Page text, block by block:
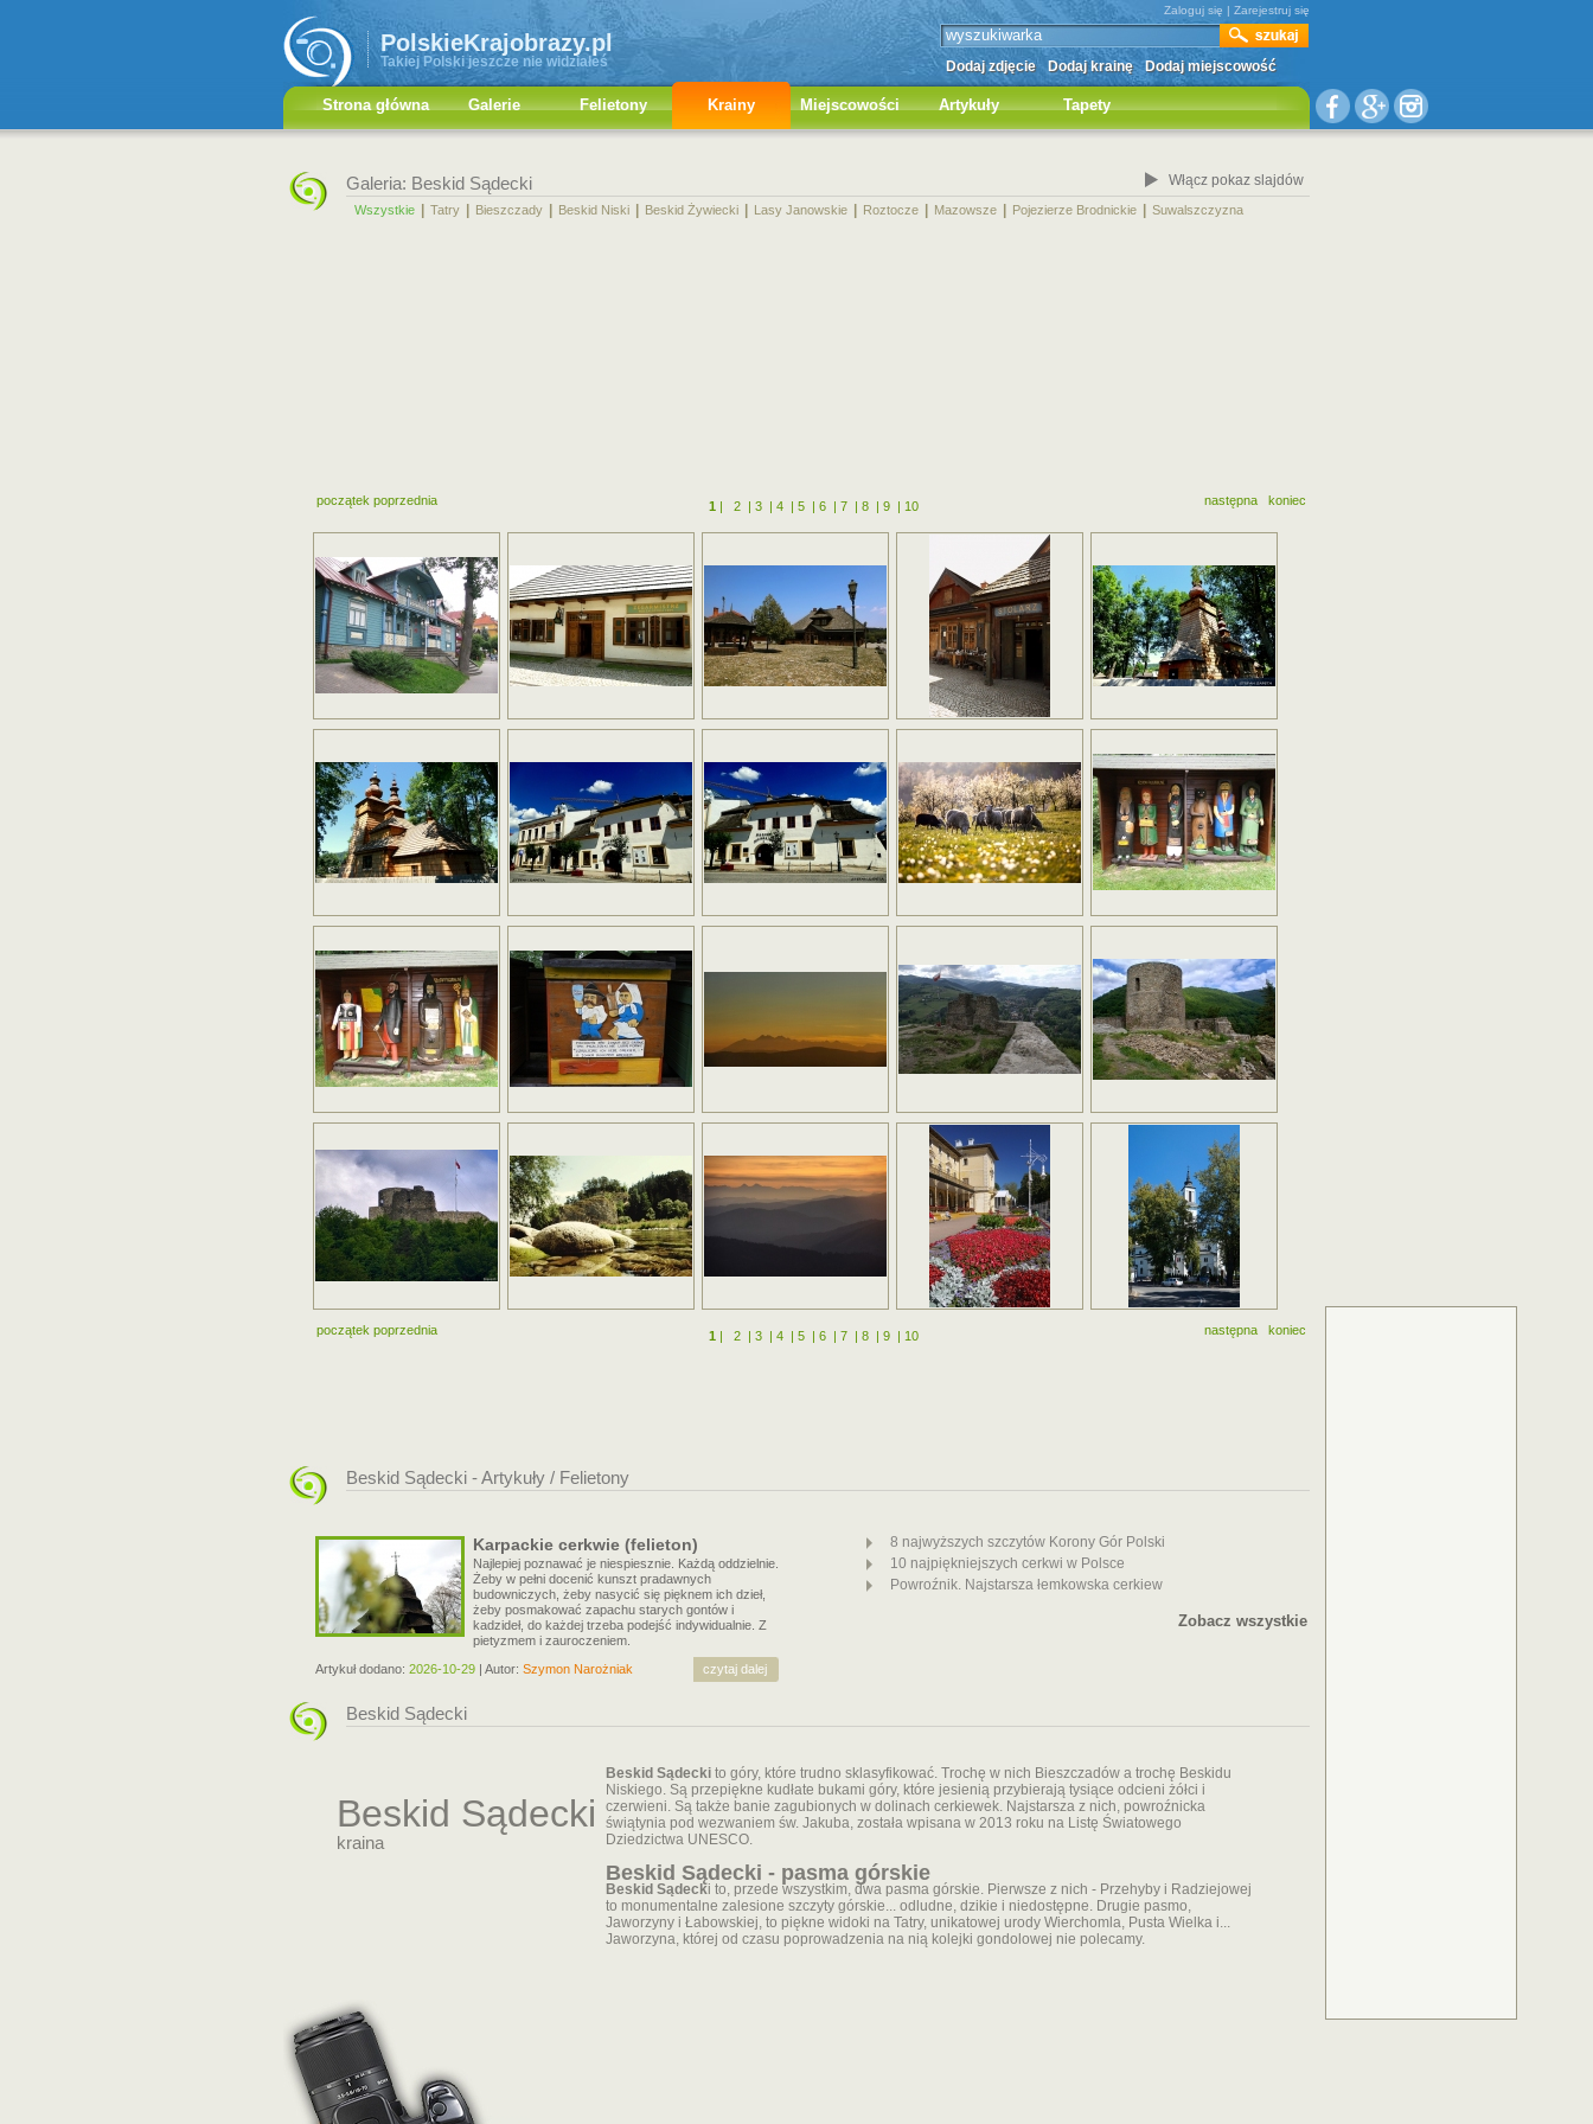
PolskieKrajobrazy.pl
Takiej Polski jeszcze nie widziałeś
Zaloguj się | Zarejestruj się
Dodaj zdjęcie Dodaj krainę Dodaj miejscowość
Strona główna Galerie Felietony Krainy Miejscowości Artykuły Tapety
Galeria: Beskid Sądecki Włącz pokaz slajdów
Wszystkie Tatry Bieszczady Beskid Niski Beskid Żywiecki Lasy Janowskie Roztocze Mazowsze Pojezierze Brodnickie Suwalszczyzna
następna koniec
początek poprzednia 1| 2 | 3 | 4 | 5 | 6 | 7 | 8 | 9 | 10
następna koniec
początek poprzednia 1| 2 | 3 | 4 | 5 | 6 | 7 | 8 | 9 | 10
Beskid Sądecki - Artykuły / Felietony
Karpackie cerkwie (felieton)
Najlepiej poznawać je niespiesznie. Każdą oddzielnie.
Żeby w pełni docenić kunszt pradawnych
budowniczych, żeby nasycić się pięknem ich dzieł,
żeby posmakować zapachu starych gontów i
kadzideł, do każdej trzeba podejść indywidualnie. Z
pietyzmem i zauroczeniem.
Artykuł dodano: 2026-10-29 | Autor: Szymon Narożniak czytaj dalej
8 najwyższych szczytów Korony Gór Polski
10 najpiękniejszych cerkwi w Polsce
Powroźnik. Najstarsza łemkowska cerkiew
Zobacz wszystkie
Beskid Sądecki
Beskid Sądecki
kraina
Beskid Sądecki to góry, które trudno sklasyfikować. Trochę w nich Bieszczadów a trochę Beskidu
Niskiego. Są przepiękne kudłate bukami góry, które jesienią przybierają tysiące odcieni żółci i
czerwieni. Są także banie zagubionych w dolinach cerkiewek. Najstarsza z nich, powroźnicka
świątynia pod wezwaniem św. Jakuba, została wpisana w 2013 roku na Listę Światowego
Dziedzictwa UNESCO.
Beskid Sądecki - pasma górskie
Beskid Sądecki to, przede wszystkim, dwa pasma górskie. Pierwsze z nich - Przehyby i Radziejowej
to monumentalne zalesione szczyty górskie... odludne, dzikie i niedostępne. Drugie pasmo,
Jaworzyny i Łabowskiej, to piękne widoki na Tatry, unikatowej urody Wierchomla, Pusta Wielka i...
Jaworzyna, której od czasu poprowadzenia na nią kolejki gondolowej nie polecamy.